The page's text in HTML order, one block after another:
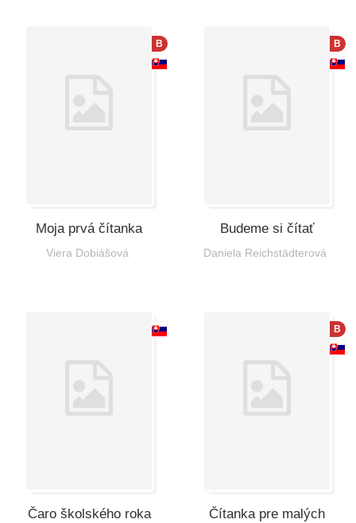
B
Moja prvá čítanka
Viera Dobiášová
B
Budeme si čítať
Daniela Reichstädterová
Čaro školského roka
B
Čítanka pre malých